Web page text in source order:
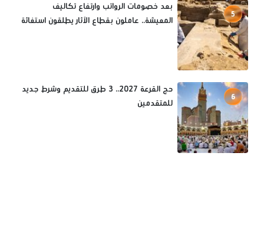
5
بعد خصومات الرواتب وارتفاع تكاليف
المعيشة.. عاملون بقطاع الآثار يطلقون استغاثة
6
حج القرعة 2027.. 3 طرق للتقديم وشرط جديد
للمتقدمين